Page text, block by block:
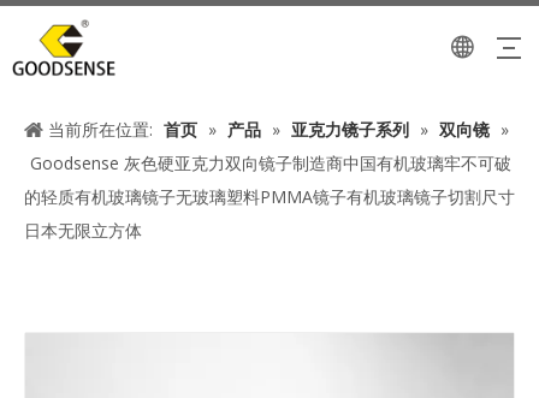
当前所在位置: 首页 » 产品 » 亚克力镜子系列 » 双向镜 »
Goodsense 灰色硬亚克力双向镜子制造商中国有机玻璃牢不可破
的轻质有机玻璃镜子无玻璃塑料PMMA镜子有机玻璃镜子切割尺寸
日本无限立方体